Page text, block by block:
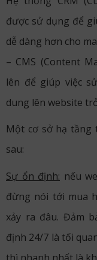
được sử dụng để
dễ dàng hơn cho
– CMS (Content
lên để giúp việc
dung lên website
Một cơ sở hạ tầng
sau:
Sự ổn định: nếu
đừng nói tới mua
xảy ra đâu. Đảm
định 24/7 là tối